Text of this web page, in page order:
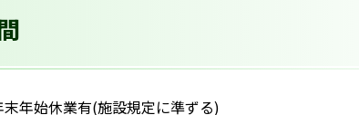
年始休業有(施設規定に準ずる)